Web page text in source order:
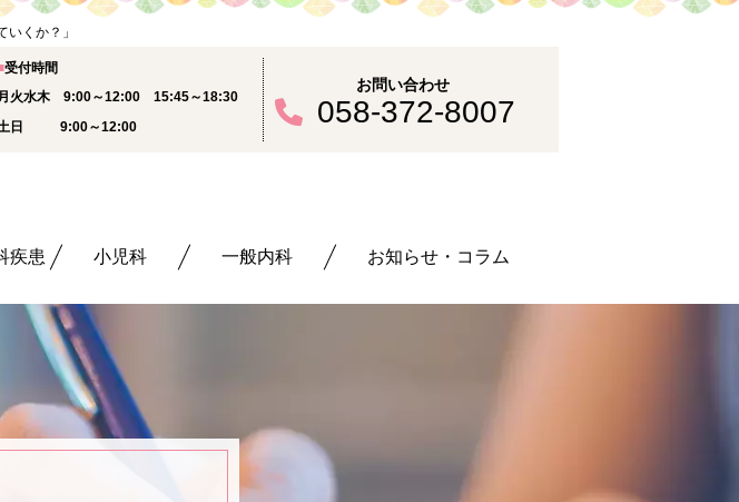
くか？」
受付時間
火水木 9:00～12:00 15:45～18:30
日 9:00～12:00
お問い合わせ
058-372-8007
疾患 小児科 一般内科 お知らせ・コラム